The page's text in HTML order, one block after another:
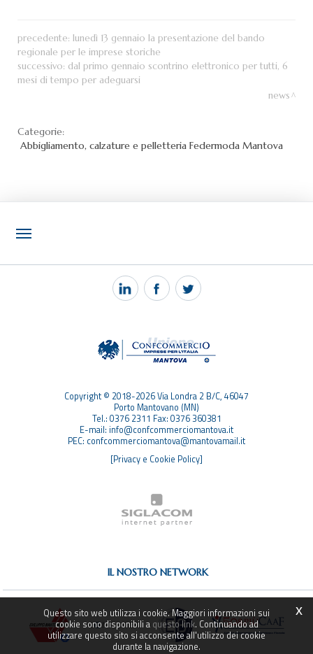
precedente: lunedì 13 gennaio la presentazione del bando
regionale per le imprese storiche
successivo: dal primo gennaio scontrino elettronico per tutti, 6
mesi di tempo per adeguarsi
news
Categorie:
Abbigliamento, calzature e pelletteria Federmoda Mantova
NOTIZIE
PEC MANTOVA MAIL
Copyright © 2018-2026 Via Londra 2 B/C, 46047
Porto Mantovano (MN)
Tel.: 0376 2311 Fax: 0376 360381
E-mail: info@confcommerciomantova.it
PEC: confcommerciomantova@mantovamail.it
[Privacy e Cookie Policy]
x
Questo sito web utilizza i cookie. Maggiori informazioni sui
cookie sono disponibili a questo link. Continuando ad
utilizzare questo sito si acconsente all'utilizzo dei cookie
durante la navigazione.
IL NOSTRO NETWORK